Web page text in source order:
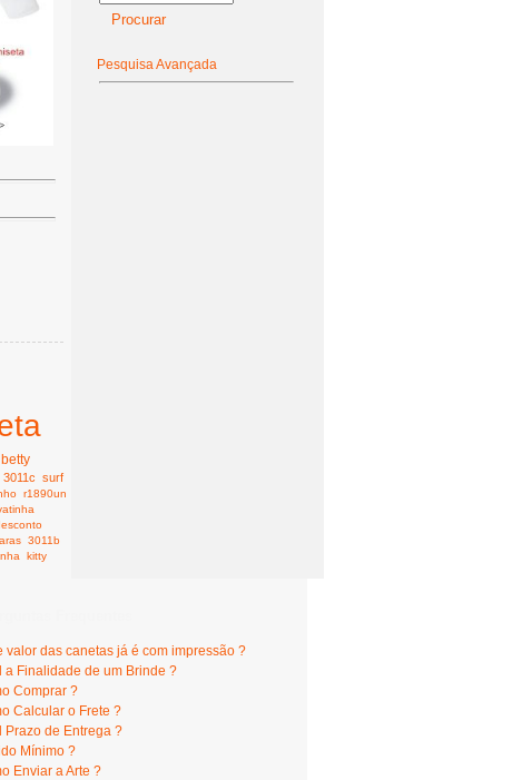
betty
3011c surf
r1890un
3011b
kitty
Pesquisa Avançada
valor das canetas já é com impressão ?
a Finalidade de um Brinde ?
Comprar ?
Calcular o Frete ?
Prazo de Entrega ?
Mínimo ?
Enviar a Arte ?